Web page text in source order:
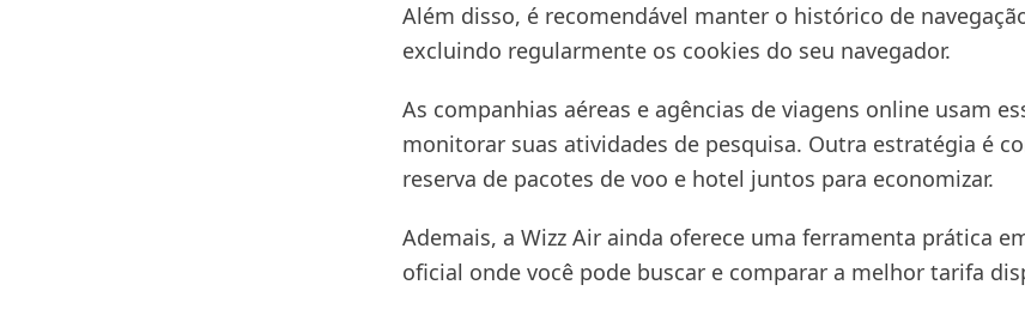
Além disso, é recomendável manter o histórico de
excluindo regularmente os cookies do seu navegador.
As companhias aéreas e agências de viagens online usam
monitorar suas atividades de pesquisa. Outra estratégia é
reserva de pacotes de voo e hotel juntos para economizar.
Ademais, a Wizz Air ainda oferece uma ferramenta prática
oficial onde você pode buscar e comparar a melhor tarifa